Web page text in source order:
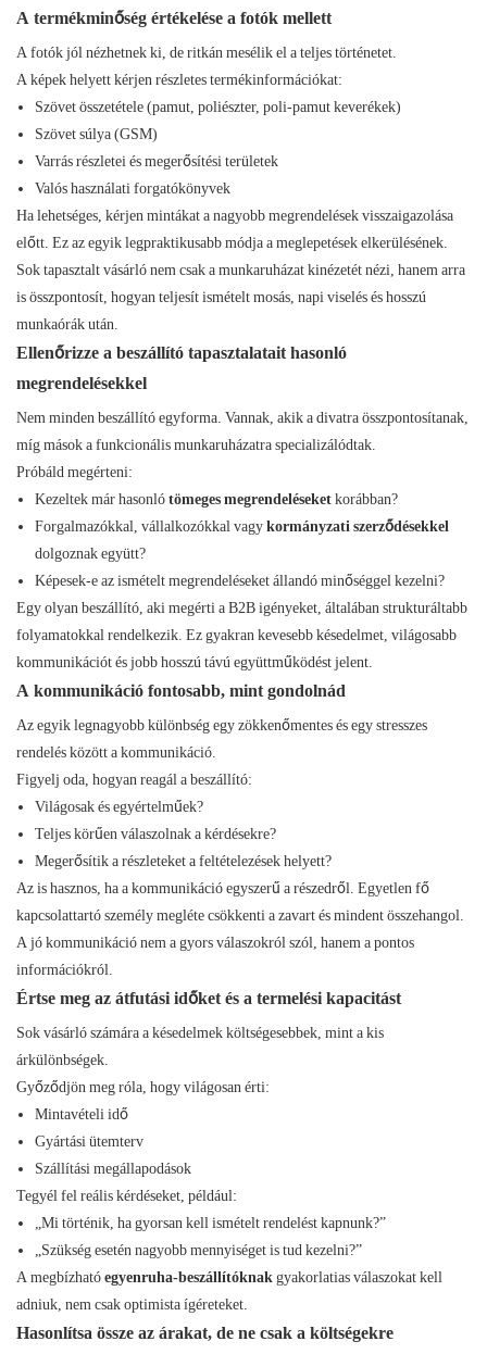
A termékminőség értékelése a fotók mellett
A fotók jól nézhetnek ki, de ritkán mesélik el a teljes történetet.
A képek helyett kérjen részletes termékinformációkat:
Szövet összetétele (pamut, poliészter, poli-pamut keverékek)
Szövet súlya (GSM)
Varrás részletei és megerősítési területek
Valós használati forgatókönyvek
Ha lehetséges, kérjen mintákat a nagyobb megrendelések visszaigazolása
előtt. Ez az egyik legpraktikusabb módja a meglepetések elkerülésének.
Sok tapasztalt vásárló nem csak a munkaruházat kinézetét nézi, hanem arra
is összpontosít, hogyan teljesít ismételt mosás, napi viselés és hosszú
munkaórák után.
Ellenőrizze a beszállító tapasztalatait hasonló
megrendelésekkel
Nem minden beszállító egyforma. Vannak, akik a divatra összpontosítanak,
míg mások a funkcionális munkaruházatra specializálódtak.
Próbáld megérteni:
Kezeltek már hasonlótömeges megrendeléseketkorábban?
Forgalmazókkal, vállalkozókkal vagykormányzati szerződésekkel
dolgoznak együtt?
Képesek-e az ismételt megrendeléseket állandó minőséggel kezelni?
Egy olyan beszállító, aki megérti a B2B igényeket, általában strukturáltabb
folyamatokkal rendelkezik. Ez gyakran kevesebb késedelmet, világosabb
kommunikációt és jobb hosszú távú együttműködést jelent.
A kommunikáció fontosabb, mint gondolnád
Az egyik legnagyobb különbség egy zökkenőmentes és egy stresszes
rendelés között a kommunikáció.
Figyelj oda, hogyan reagál a beszállító:
Világosak és egyértelműek?
Teljes körűen válaszolnak a kérdésekre?
Megerősítik a részleteket a feltételezések helyett?
Az is hasznos, ha a kommunikáció egyszerű a részedről. Egyetlen fő
kapcsolattartó személy megléte csökkenti a zavart és mindent összehangol.
A jó kommunikáció nem a gyors válaszokról szól, hanem a pontos
információkról.
Értse meg az átfutási időket és a termelési kapacitást
Sok vásárló számára a késedelmek költségesebbek, mint a kis
árkülönbségek.
Győződjön meg róla, hogy világosan érti:
Mintavételi idő
Gyártási ütemterv
Szállítási megállapodások
Tegyél fel reális kérdéseket, például:
„Mi történik, ha gyorsan kell ismételt rendelést kapnunk?”
„Szükség esetén nagyobb mennyiséget is tud kezelni?”
A megbízhatóegyenruha-beszállítóknakgyakorlatias válaszokat kell
adniuk, nem csak optimista ígéreteket.
Hasonlítsa össze az árakat, de ne csak a költségekre